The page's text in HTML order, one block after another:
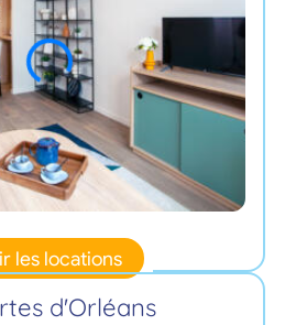
les locations
d'Orléans